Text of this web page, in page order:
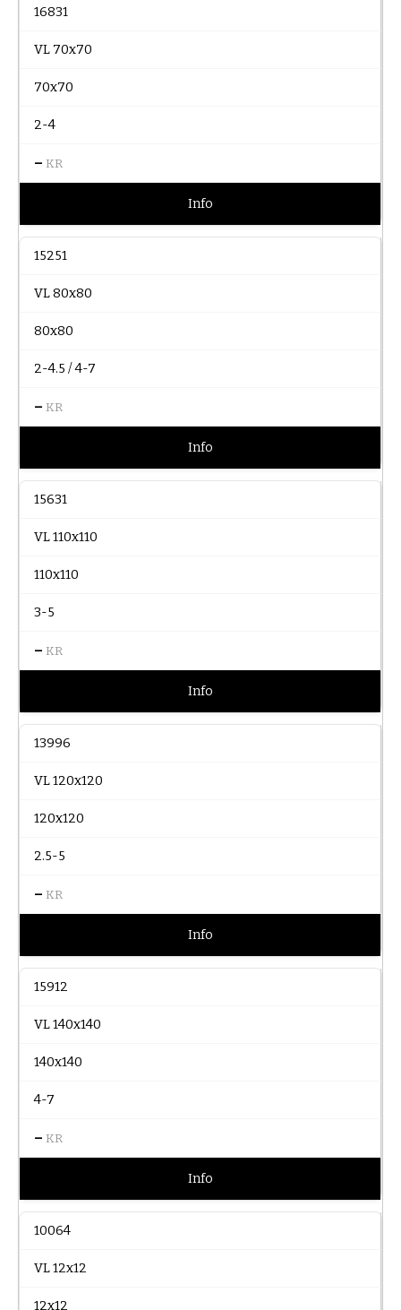
16831
VL 70x70
70x70
2-4
– KR
Info
15251
VL 80x80
80x80
2-4.5 / 4-7
– KR
Info
15631
VL 110x110
110x110
3-5
– KR
Info
13996
VL 120x120
120x120
2.5-5
– KR
Info
15912
VL 140x140
140x140
4-7
– KR
Info
10064
VL 12x12
12x12